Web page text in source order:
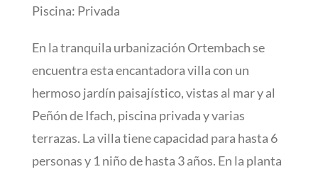
Piscina: Privada
En la tranquila urbanización Ortembach se
encuentra esta encantadora villa con un
hermoso jardín paisajístico, vistas al mar y al
Peñón de Ifach, piscina privada y varias
terrazas. La villa tiene capacidad para hasta 6
personas y 1 niño de hasta 3 años. En la planta